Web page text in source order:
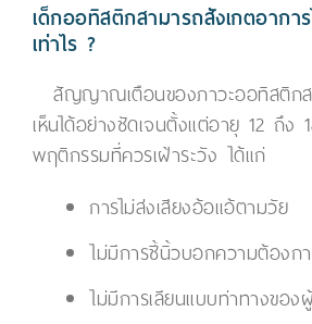
เด็กออทิสติกสามารถสังเกตอากา
เท่าไร ?
สัญญาณเตือนของภาวะออทิสติกส
เห็นได้อย่างชัดเจนตั้งแต่อายุ 12 ถึง
พฤติกรรมที่ควรเฝ้าระวัง ได้แก่
การไม่ส่งเสียงอ้อแอ้ตามวัย
ไม่มีการชี้นิ้วบอกความต้องก
ไม่มีการเลียนแบบท่าทางขอ